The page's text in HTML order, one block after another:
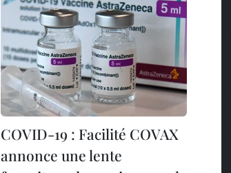
COVID-19 : Facilité COVAX
annonce une lente